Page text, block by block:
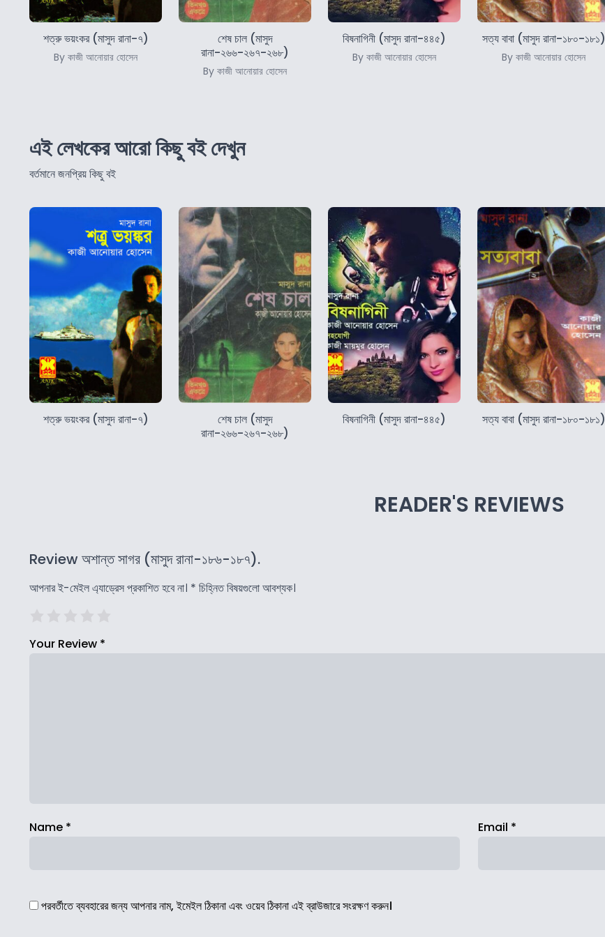
শত্রু ভয়ংকর (মাসুদ রানা-৭)
By কাজী আনোয়ার হোসেন
শেষ চাল (মাসুদ
রানা-২৬৬-২৬৭-২৬৮)
By কাজী আনোয়ার হোসেন
বিষনাগিনী (মাসুদ রানা-৪৪৫)
By কাজী আনোয়ার হোসেন
সত্য বাবা (মাসুদ রানা-১৮০-১৮১)
By কাজী আনোয়ার হোসেন
এই লেখকের আরো কিছু বই দেখুন
বর্তমানে জনপ্রিয় কিছু বই
শত্রু ভয়ংকর (মাসুদ রানা-৭)
শেষ চাল (মাসুদ
রানা-২৬৬-২৬৭-২৬৮)
বিষনাগিনী (মাসুদ রানা-৪৪৫) সত্য বাবা (মাসুদ রানা-১৮০-১৮১)
READER'S REVIEWS
Review অশান্ত সাগর (মাসুদ রানা-১৮৬-১৮৭).
আপনার ই-মেইল এ্যাড্রেস প্রকাশিত হবে না। * চিহ্নিত বিষয়গুলো আবশ্যক।
Your Review *
Name * Email *
পরবর্তীতে ব্যবহারের জন্য আপনার নাম, ইমেইল ঠিকানা এবং ওয়েব ঠিকানা এই ব্রাউজারে সংরক্ষণ করুন।